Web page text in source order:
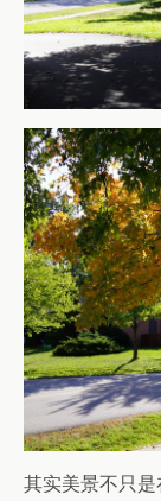
其实美景不只